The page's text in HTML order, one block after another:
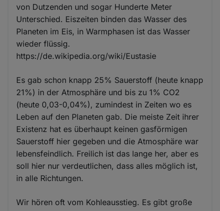
von Dutzenden und sogar Hunderte Meter
Unterschied. Eiszeiten binden das Wasser des
Planeten im Eis, in Warmphasen ist das Wasser
wieder flüssig.
https://de.wikipedia.org/wiki/Eustasie
Es gab schon knapp 25% Sauerstoff (heute knapp
21%) in der Atmosphäre und bis zu 1% CO2
(heute 0,03-0,04%), zumindest in Zeiten wo es
Leben auf den Planeten gab. Die meiste Zeit ihrer
Existenz hat es überhaupt keinen gasförmigen
Sauerstoff hier gegeben und die Atmosphäre war
lebensfeindlich. Freilich ist das lange her, aber es
soll hier nur verdeutlichen, dass alles möglich ist,
in alle Richtungen.
Wir hören oft vom Kohleausstieg. Es gibt große